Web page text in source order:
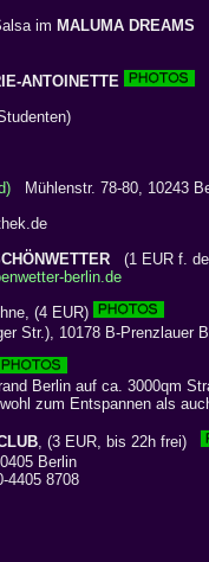
im MALUMA DREAMS
ANTOINETTE
Mühlenstr. 78-80, 10243
(1 EUR f.
berlin.de
(4 EUR)
Str.), 10178 B-Prenzlauer
Berlin auf ca. 3000qm
zum Entspannen als
, (3 EUR, bis 22h frei)
Berlin
4405 8708